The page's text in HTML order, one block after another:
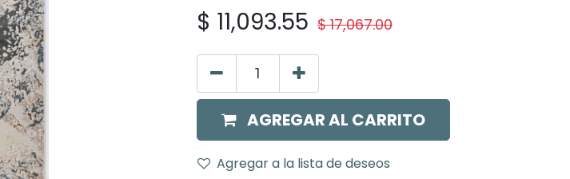
$ 11,093.55 $17,067.00
AGREGAR AL CARRITO
Agregar a la lista de deseos